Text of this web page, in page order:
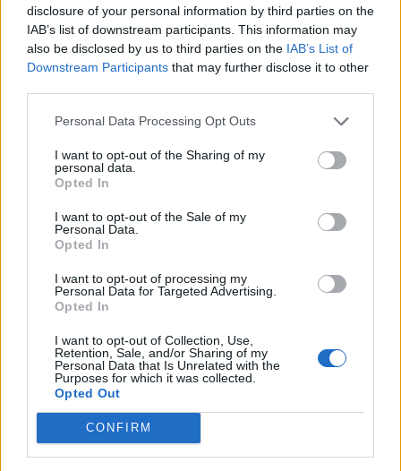
disclosure of your personal information by third parties on the
IAB’s list of downstream participants. This information may
also be disclosed by us to third parties on the IAB’s List of
Downstream Participants that may further disclose it to other
Personal Data Processing Opt Outs
I want to opt-out of the Sharing of my
personal data.
Opted In
I want to opt-out of the Sale of my
Personal Data.
Opted In
I want to opt-out of processing my
Personal Data for Targeted Advertising.
Opted In
I want to opt-out of Collection, Use,
Retention, Sale, and/or Sharing of my
Personal Data that Is Unrelated with the
Purposes for which it was collected.
Opted Out
CONFIRM
Διάβασε επίσης
Patriot στη Σαουδική
Αραβία: Κάθε μήνα
επαναξιολογείται η
ελληνική παρουσία –
Μήνυμα της Αθήνας στο
Αιγαίο: Πέντε
τρία τουρκικά
Ακολουθήστε το onalert.gr στο Google
Newsκαι μάθετε πρώτοι όλες τις ειδήσεις
για την άμυνα.